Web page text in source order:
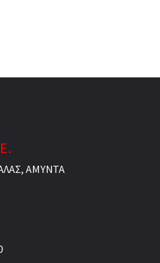
ΑΜΥΝΤΑ